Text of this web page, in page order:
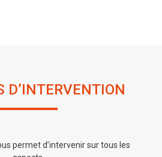
D’INTERVENTION
permet d’intervenir sur tous les